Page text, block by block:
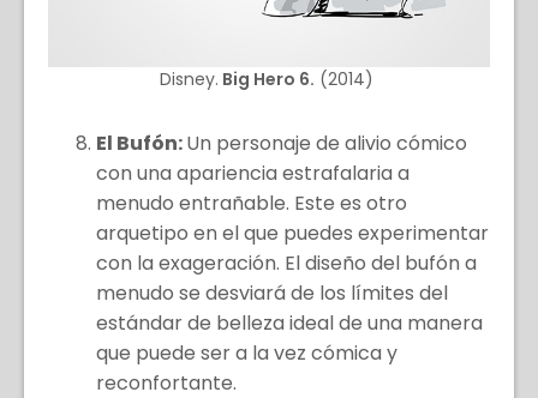
Disney. Big Hero 6. (2014)
El Bufón:Un personaje de alivio cómico
con una apariencia estrafalaria a
menudo entrañable. Este es otro
arquetipo en el que puedes experimentar
con la exageración. El diseño del bufón a
menudo se desviará de los límites del
estándar de belleza ideal de una manera
que puede ser a la vez cómica y
reconfortante.